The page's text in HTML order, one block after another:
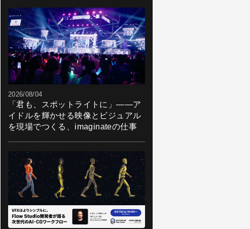
2026/08/04
「君も、スポットライトに」――ア
イドルを輝かせる映像とビジュアル
を現場でつくる、imaginateの仕事